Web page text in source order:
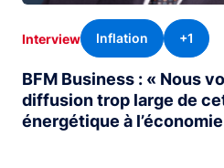
Interview Inflation +1
BFM Business : « Nous
diffusion trop large de
énergétique à